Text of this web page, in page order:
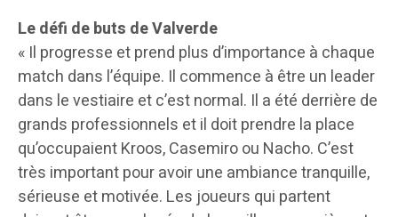
Le défi de buts de Valverde
« Il progresse et prend plus d’importance à chaque
match dans l’équipe. Il commence à être un leader
dans le vestiaire et c’est normal. Il a été derrière de
grands professionnels et il doit prendre la place
qu’occupaient Kroos, Casemiro ou Nacho. C’est
très important pour avoir une ambiance tranquille,
sérieuse et motivée. Les joueurs qui partent